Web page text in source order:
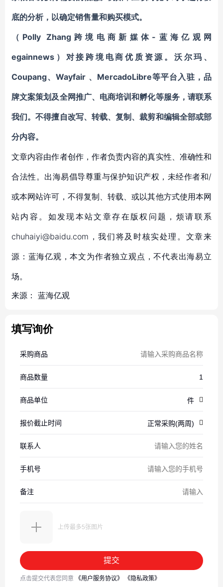
底的分析，以确定销售量和购买模式。
（Polly Zhang跨境电商新媒体-蓝海亿观网
egainnews）对接跨境电商优质资源。 沃尔玛、
Coupang、Wayfair 、 MercadoLibre等平台入驻 ，品
牌文案策划及全网推广、电商培训和孵化等服务，请联系
我们。不得擅自改写、转载、复制、裁剪和编辑全部或部
分内容。
文章内容由作者创作，作者负责内容的真实性、准确性和
合法性。出海易倡导尊重与保护知识产权，未经作者和/
或本网站许可，不得复制、转载、或以其他方式使用本网
站内容。如发现本站文章存在版权问题，烦请联系
chuhaiyi@baidu.com，我们将及时核实处理。文章来
源：蓝海亿观，本文为作者独立观点，不代表出海易立
场。
来源： 蓝海亿观
填写询价